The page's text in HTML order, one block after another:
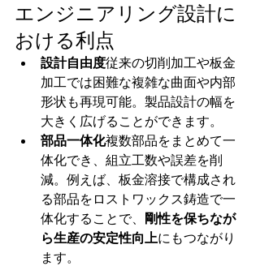
エンジニアリング設計に
おける利点
設計自由度従来の切削加工や板金
加工では困難な複雑な曲面や内部
形状も再現可能。製品設計の幅を
大きく広げることができます。
部品一体化複数部品をまとめて一
体化でき、組立工数や誤差を削
減。例えば、板金溶接で構成され
る部品をロストワックス鋳造で一
体化することで、
剛性を保ちなが
ら生産の安定性向上にもつながり
ます。